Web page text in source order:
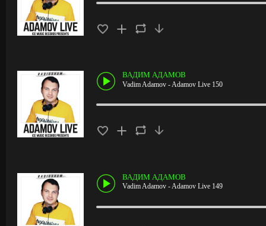
ВАДИМ АДАМОВ
Vadim Adamov - Adamov Live 150
ВАДИМ АДАМОВ
Vadim Adamov - Adamov Live 149